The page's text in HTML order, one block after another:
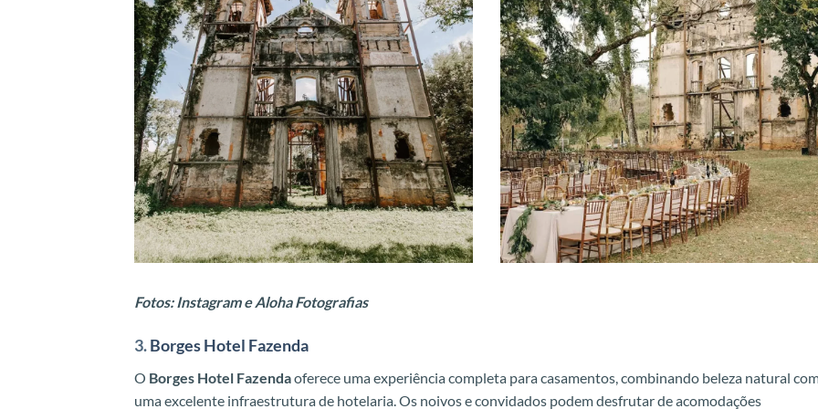
Fotos: Instagram e Aloha Fotografias
3.Borges Hotel Fazenda
O Borges Hotel Fazendaoferece uma experiência completa para casamentos, combinando beleza natural
uma excelente infraestrutura de hotelaria. Os noivos e convidados podem desfrutar de acomodações